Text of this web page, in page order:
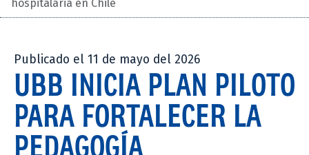
hospitalaria en Chile
Publicado el 11 de mayo del 2026
UBB INICIA PLAN PILOTO
PARA FORTALECER LA
PEDAGOGÍA